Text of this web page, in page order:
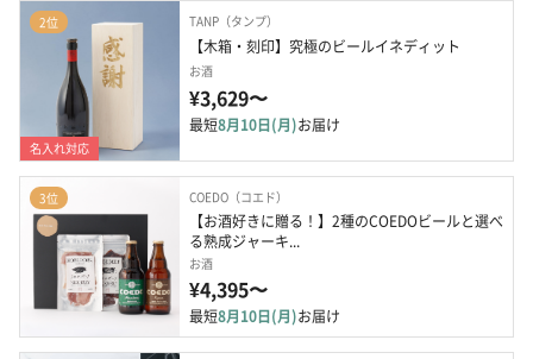
2位
名入れ対応
TANP（タンプ）
【木箱・刻印】究極のビールイネディット
お酒
¥3,629〜
最短8月10日(月)お届け
3位 COEDO（コエド）
【お酒好きに贈る！】2種のCOEDOビールと選べ
る熟成ジャーキ...
お酒
¥4,395〜
最短8月10日(月)お届け